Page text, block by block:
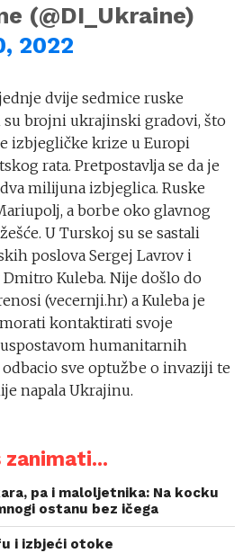
(@DI_Ukraine)
2022
dvije sedmice ruske
brojni ukrajinski gradovi, što
izbjegličke krize u Europi
rata. Pretpostavlja se da je
milijuna izbjeglica. Ruske
a borbe oko glavnog
U Turskoj su se sastali
poslova Sergej Lavrov i
Kuleba. Nije došlo do
(vecernji.hr) a Kuleba je
morati kontaktirati svoje
humanitarnih
sve optužbe o invaziji te
napala Ukrajinu.
zanimati...
pa i maloljetnika: Na kocku
ostanu bez ičega
i izbjeći otoke